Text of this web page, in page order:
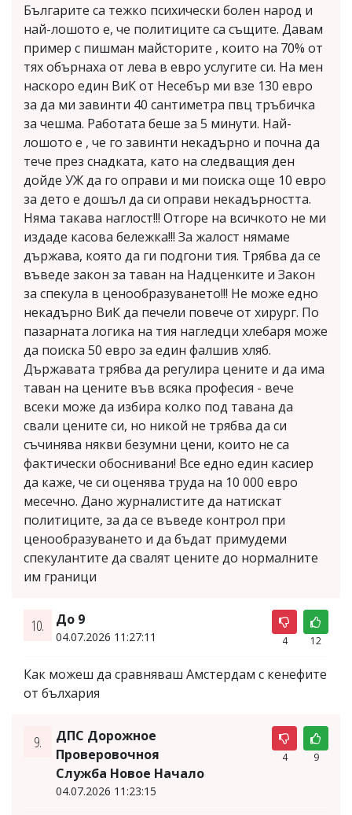
Българите са тежко психически болен народ и
най-лошото е, че политиците са същите. Давам
пример с пишман майсторите , които на 70% от
тях обърнаха от лева в евро услугите си. На мен
наскоро един ВиК от Несебър ми взе 130 евро
за да ми завинти 40 сантиметра пвц тръбичка
за чешма. Работата беше за 5 минути. Най-
лошото е , че го завинти некадърно и почна да
тече през снадката, като на следващия ден
дойде УЖ да го оправи и ми поиска още 10 евро
за дето е дошъл да си оправи некадърността.
Няма такава наглост!!! Отгоре на всичкото не ми
издаде касова бележка!!! За жалост нямаме
държава, която да ги подгони тия. Трябва да се
въведе закон за таван на Надценките и Закон
за спекула в ценообразуването!!! Не може едно
некадърно ВиК да печели повече от хирург. По
пазарната логика на тия нагледци хлебаря може
да поиска 50 евро за един фалшив хляб.
Държавата трябва да регулира цените и да има
таван на цените във всяка професия - вече
всеки може да избира колко под тавана да
свали цените си, но никой не трябва да си
съчинява някви безумни цени, които не са
фактически обоснивани! Все едно един касиер
да каже, че си оценява труда на 10 000 евро
месечно. Дано журналистите да натискат
политиците, за да се въведе контрол при
ценообразуването и да бъдат примудеми
спекулантите да свалят цените до нормалните
им граници
10. До 9
04.07.2026 11:27:11 4 12
Как можеш да сравняваш Амстердам с кенефите
от бълхария
9.
ДПС Дорожное
Проверовочноя
Служба Новое Начало
04.07.2026 11:23:15
4 9